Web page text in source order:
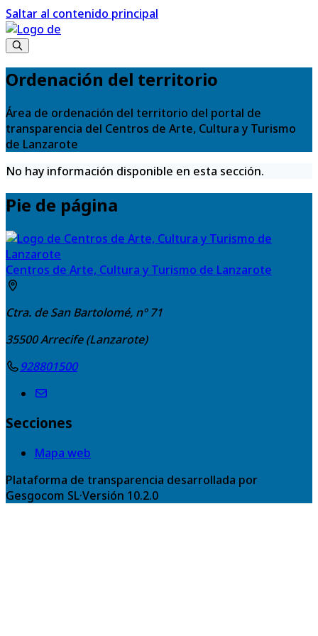
Saltar al contenido principal
Ordenación del territorio
Área de ordenación del territorio del portal de
transparencia del Centros de Arte, Cultura y Turismo
de Lanzarote
No hay información disponible en esta sección.
Pie de página
Centros de Arte, Cultura y Turismo de Lanzarote
Ctra. de San Bartolomé, nº 71
35500Arrecife (Lanzarote)
928801500
Secciones
Mapa web
Plataforma de transparencia desarrollada por
Gesgocom SL·Versión 10.2.0